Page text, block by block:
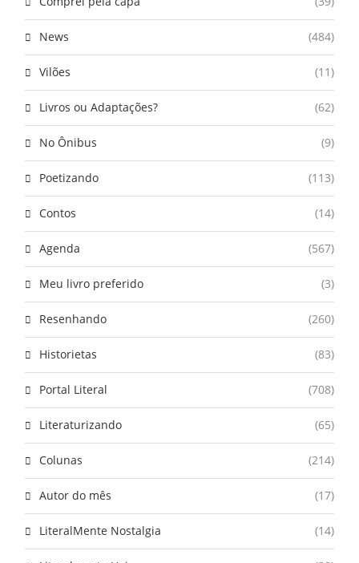
News (484)
Vilões (11)
Livros ou Adaptações? (62)
No Ônibus (9)
Poetizando (113)
Contos (14)
Agenda (567)
Meu livro preferido (3)
Resenhando (260)
Historietas (83)
Portal Literal (708)
Literaturizando (65)
Colunas (214)
Autor do mês (17)
LiteralMente Nostalgia (14)